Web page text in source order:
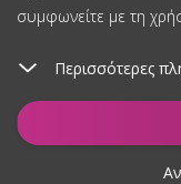
συμφωνείτε με τη
Περισσότερες